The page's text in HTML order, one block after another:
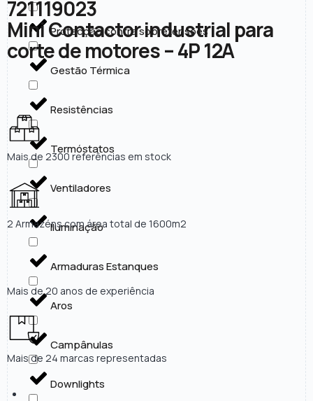
Protecção contra sobretensões
Gestão Térmica
Resistências
Termóstatos
Ventiladores
Iluminação
Armaduras Estanques
Aros
Campânulas
Downlights
721119023
Mini Contactor industrial para
corte de motores – 4P 12A
Mais de 2300 referências em stock
2 Armazéns com área total de 1600m2
Mais de 20 anos de experiência
Mais de 24 marcas representadas